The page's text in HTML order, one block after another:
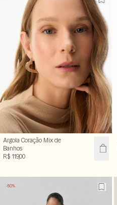
Argola Coração Mix de
Banhos
R$ 119,00
-50%